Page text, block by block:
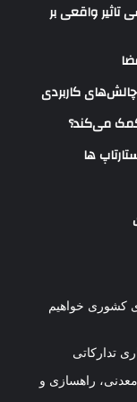
تاثیر واقعی بر
کاربردی
می‌کند؟
ها
کشوری خواهیم
تدارکاتی
راهسازی و